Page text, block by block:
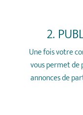
2.
Une fois votre
vous permet de
annonces de